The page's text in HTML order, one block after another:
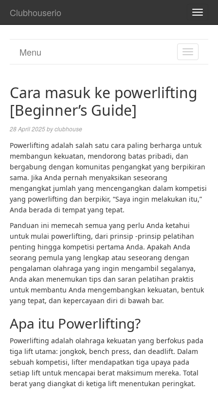
Clubhouserio
TOGGLE
Menu
Cara masuk ke powerlifting
[Beginner’s Guide]
28 April 2025byclubhouse
Powerlifting adalah salah satu cara paling berharga untuk
membangun kekuatan, mendorong batas pribadi, dan
bergabung dengan komunitas pengangkat yang berpikiran
sama. Jika Anda pernah menyaksikan seseorang
mengangkat jumlah yang mencengangkan dalam kompetisi
yang powerlifting dan berpikir, “Saya ingin melakukan itu,”
Anda berada di tempat yang tepat.
Panduan ini memecah semua yang perlu Anda ketahui
untuk mulai powerlifting, dari prinsip -prinsip pelatihan
penting hingga kompetisi pertama Anda. Apakah Anda
seorang pemula yang lengkap atau seseorang dengan
pengalaman olahraga yang ingin mengambil segalanya,
Anda akan menemukan tips dan saran pelatihan praktis
untuk membantu Anda mengembangkan kekuatan, bentuk
yang tepat, dan kepercayaan diri di bawah bar.
Apa itu Powerlifting?
Powerlifting adalah olahraga kekuatan yang berfokus pada
tiga lift utama: jongkok, bench press, dan deadlift. Dalam
sebuah kompetisi, lifter mendapatkan tiga upaya pada
setiap lift untuk mencapai berat maksimum mereka. Total
berat yang diangkat di ketiga lift menentukan peringkat.